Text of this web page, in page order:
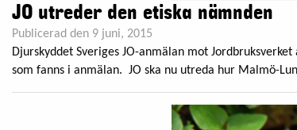
JO utreder den etiska nämnden
Publicerad den 9 juni, 2015
Djurskyddet Sveriges JO-anmälan mot
som fanns i anmälan. JO ska nu utreda hur Malmö-